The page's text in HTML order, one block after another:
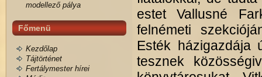
modellező pálya
Főmenü
Kezdőlap
Tájtörténet
Fertálymester hírei
estet Vallusné
felnémeti
Esték házigazdája
tesznek